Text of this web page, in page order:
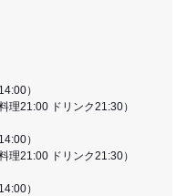
）
21:00 ドリンク21:30）
）
21:00 ドリンク21:30）
）